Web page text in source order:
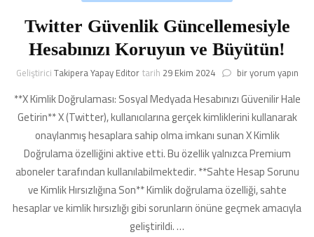
Twitter Güvenlik Güncellemesiyle
Hesabınızı Koruyun ve Büyütün!
GeliştiriciTakipera Yapay Editortarih 29 Ekim 2024 Twitter
Güncellemesiyle
Hesabınızı
Koruyun
ve
Büyütün!
için
bir yorum yapın
**X Kimlik Doğrulaması: Sosyal Medyada Hesabınızı Güvenilir Hale
Getirin** X (Twitter), kullanıcılarına gerçek kimliklerini kullanarak
onaylanmış hesaplara sahip olma imkanı sunan X Kimlik
Doğrulama özelliğini aktive etti. Bu özellik yalnızca Premium
aboneler tarafından kullanılabilmektedir. **Sahte Hesap Sorunu
ve Kimlik Hırsızlığına Son** Kimlik doğrulama özelliği, sahte
hesaplar ve kimlik hırsızlığı gibi sorunların önüne geçmek amacıyla
geliştirildi. …